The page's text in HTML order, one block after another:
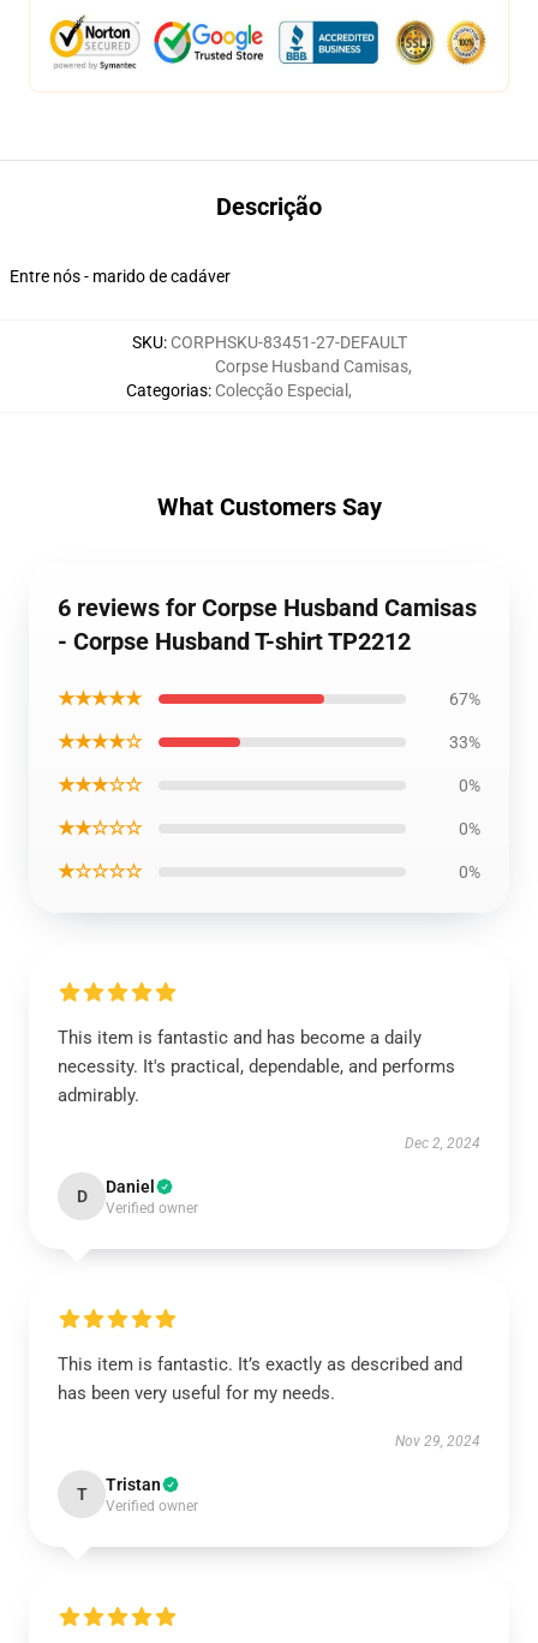
Descrição
Entre nós - marido de cadáver
SKU: CORPHSKU-83451-27-DEFAULT
Categorias:
Corpse Husband Camisas,
Colecção Especial ,
What Customers Say
6 reviews for Corpse Husband Camisas
- Corpse Husband T-shirt TP2212
★★★★★ 67%
★★★★☆ 33%
★★★☆☆ 0%
★★☆☆☆ 0%
★☆☆☆☆ 0%
This item is fantastic and has become a daily
necessity. It's practical, dependable, and performs
admirably.
Dec 2, 2024
D Daniel
Verified owner
This item is fantastic. It’s exactly as described and
has been very useful for my needs.
Nov 29, 2024
T Tristan
Verified owner